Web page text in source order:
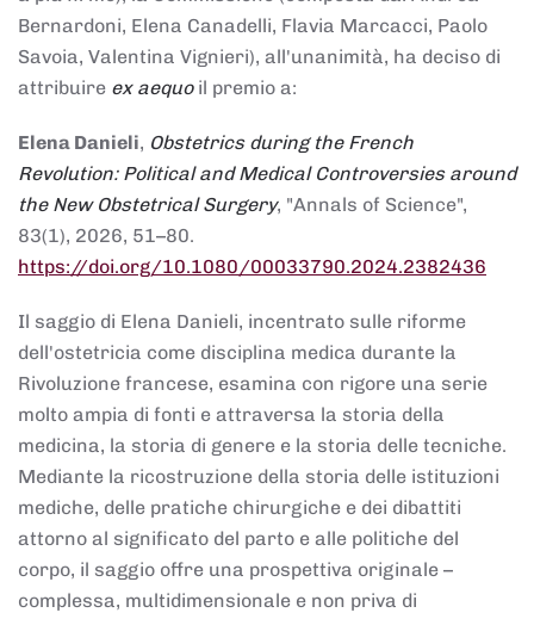
Bernardoni, Elena Canadelli, Flavia Marcacci, Paolo
Savoia, Valentina Vignieri), all'unanimità, ha deciso di
attribuire ex aequoil premio a:
Elena Danieli, Obstetrics during the French
Revolution: Political and Medical Controversies around
the New Obstetrical Surgery, "Annals of Science",
83(1), 2026, 51–80.
https://doi.org/10.1080/00033790.2024.2382436
Il saggio di Elena Danieli, incentrato sulle riforme
dell'ostetricia come disciplina medica durante la
Rivoluzione francese, esamina con rigore una serie
molto ampia di fonti e attraversa la storia della
medicina, la storia di genere e la storia delle tecniche.
Mediante la ricostruzione della storia delle istituzioni
mediche, delle pratiche chirurgiche e dei dibattiti
attorno al significato del parto e alle politiche del
corpo, il saggio offre una prospettiva originale –
complessa, multidimensionale e non priva di